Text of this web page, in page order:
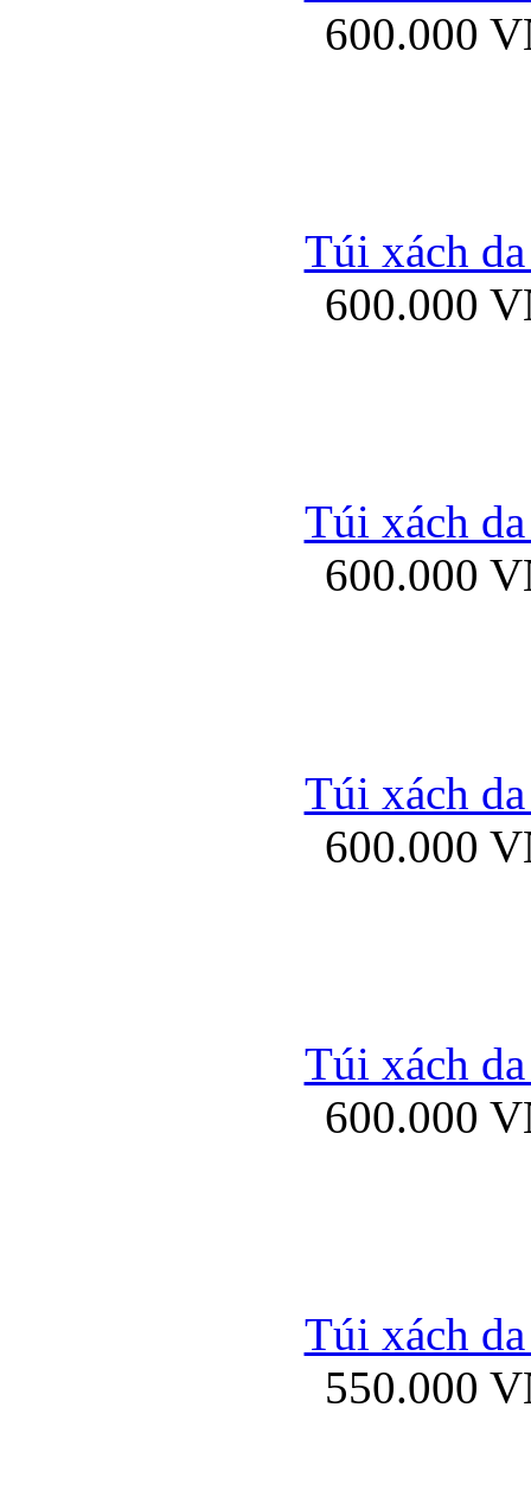
Ốp lưng
Bao da iPhone 5
600.000
Túi xách
600.000
Túi xách
600.000
Túi xách
600.000
Túi xách
600.000
Túi xách
550.000